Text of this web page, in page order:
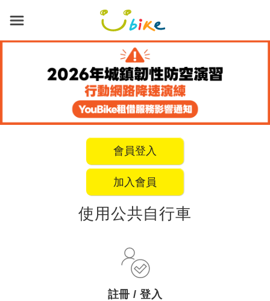
要
會員登入
加入會員
使用公共自行車
註冊 / 登入